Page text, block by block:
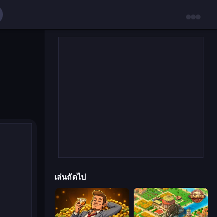
เล่นถัดไป